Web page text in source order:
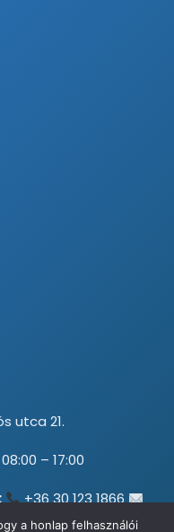
utca 21.
– 17:00
+36 30 123 1866
a honlap felhasználói